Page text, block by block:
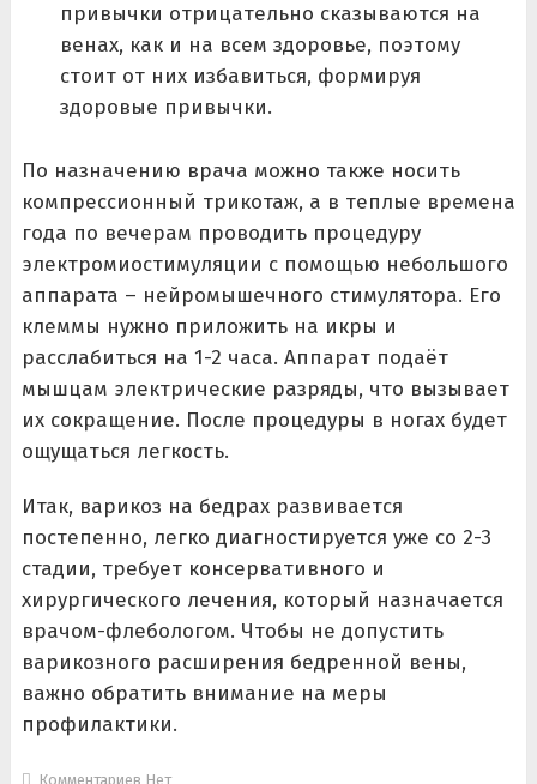
привычки отрицательно сказываются на
венах, как и на всем здоровье, поэтому
стоит от них избавиться, формируя
здоровые привычки.
По назначению врача можно также носить
компрессионный трикотаж, а в теплые времена
года по вечерам проводить процедуру
электромиостимуляции с помощью небольшого
аппарата – нейромышечного стимулятора. Его
клеммы нужно приложить на икры и
расслабиться на 1-2 часа. Аппарат подаёт
мышцам электрические разряды, что вызывает
их сокращение. После процедуры в ногах будет
ощущаться легкость.
Итак, варикоз на бедрах развивается
постепенно, легко диагностируется уже со 2-3
стадии, требует консервативного и
хирургического лечения, который назначается
врачом-флебологом. Чтобы не допустить
варикозного расширения бедренной вены,
важно обратить внимание на меры
профилактики.
Комментариев Нет